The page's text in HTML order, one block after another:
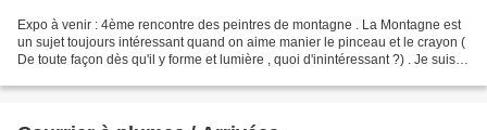
Expo à venir : 4ème rencontre des peintres de montagne . La Montagne est
un sujet toujours intéressant quand on aime manier le pinceau et le crayon (
De toute façon dès qu'il y forme et lumière , quoi d'inintéressant ?) . Je suis